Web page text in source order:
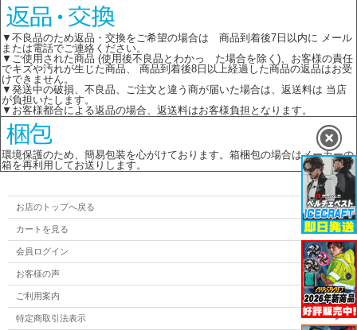
▼不良品のため返品・交換をご希望の場合は 商品到着後7日以内に メール
または電話でご連絡ください。
▼ご使用された商品 (使用後不良品とわかっ た場合を除く)、お客様の責任
でキズや汚れが生じた商品、 商品到着後8日以上経過した商品の返品はお受
けできません。
▼発送中の破損、不良品、ご注文と違う商が届いた場合は、返送料は 当店
が負担いたします。
▼お客様都合による返品の場合、返送料はお客様負担となります。
環境保護のため、簡易包装を心がけております。箱梱包の場合はメーカーの
箱を再利用してお送りします。
お店のトップへ戻る
カートを見る
会員ログイン
お客様の声
ご利用案内
特定商取引法表示